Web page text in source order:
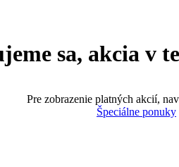
sa, akcia v
Pre zobrazenie platných akcií,
Špeciálne ponuky